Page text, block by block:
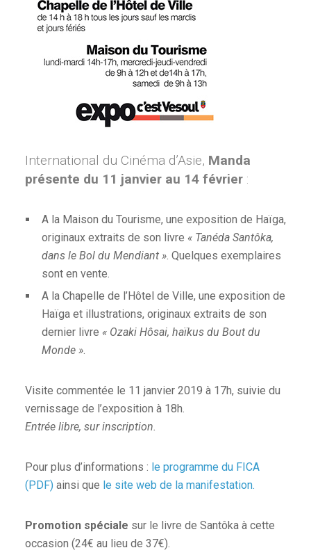
International du Cinéma d’Asie, Manda
présente du 11 janvier au 14 février :
A la Maison du Tourisme, une exposition de Haïga,
originaux extraits de son livre « Tanéda Santôka,
dans le Bol du Mendiant ». Quelques exemplaires
sont en vente.
A la Chapelle de l’Hôtel de Ville, une exposition de
Haïga et illustrations, originaux extraits de son
dernier livre « Ozaki Hôsai, haïkus du Bout du
Monde ».
Visite commentée le 11 janvier 2019 à 17h, suivie du
vernissage de l’exposition à 18h.
Entrée libre, sur inscription.
Pour plus d’informations : le programme du FICA
(PDF) ainsi que le site web de la manifestation.
Promotion spéciale sur le livre de Santôka à cette
occasion (24€ au lieu de 37€).